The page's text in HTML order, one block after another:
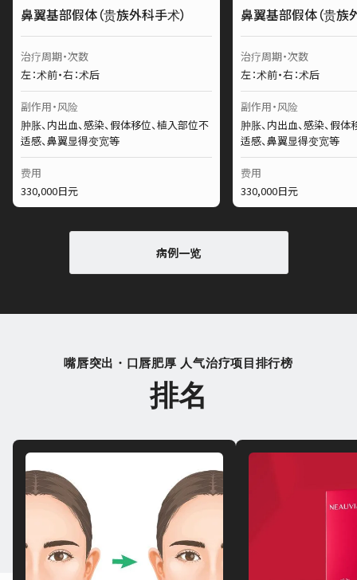
鼻翼基部假体（贵族外科手术）
治疗周期・次数
左：术前・右：术后
副作用・风险
肿胀、内出血、感染、假体移位、植入部位不
适感、鼻翼显得变宽等
费用
330,000日元
鼻翼基部假体（贵族
治疗周期・次数
左：术前・右：术后
副作用・风险
肿胀、内出血、感染、假
适感、鼻翼显得变宽等
费用
330,000日元
病例一览
嘴唇突出・口唇肥厚 人气治疗项目排行榜
排名